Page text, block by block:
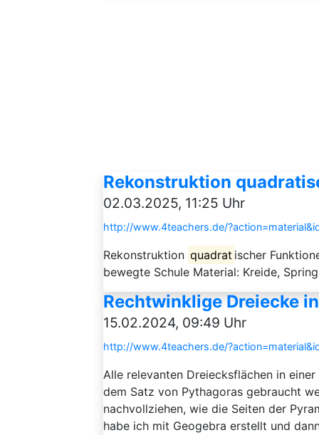
Rekonstruktion
02.03.2025, 11:25 Uhr
http://www.4teachers.de/
Rekonstruktion quadrat ischer
bewegte Schule Material: Kreide,
Rechtwinklige Dreiecke
15.02.2024, 09:49 Uhr
http://www.4teachers.de/
Alle relevanten Dreiecksflächen in einer
dem Satz von Pythagoras gebraucht
nachvollziehen, wie die Seiten der
habe ich mit Geogebra erstellt und